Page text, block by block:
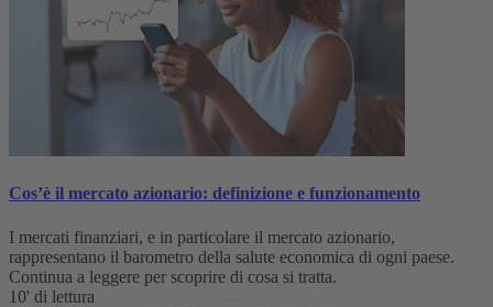
Cos’è il mercato azionario: definizione e funzionamento
I mercati finanziari, e in particolare il mercato azionario,
rappresentano il barometro della salute economica di ogni paese.
Continua a leggere per scoprire di cosa si tratta.
10' di lettura